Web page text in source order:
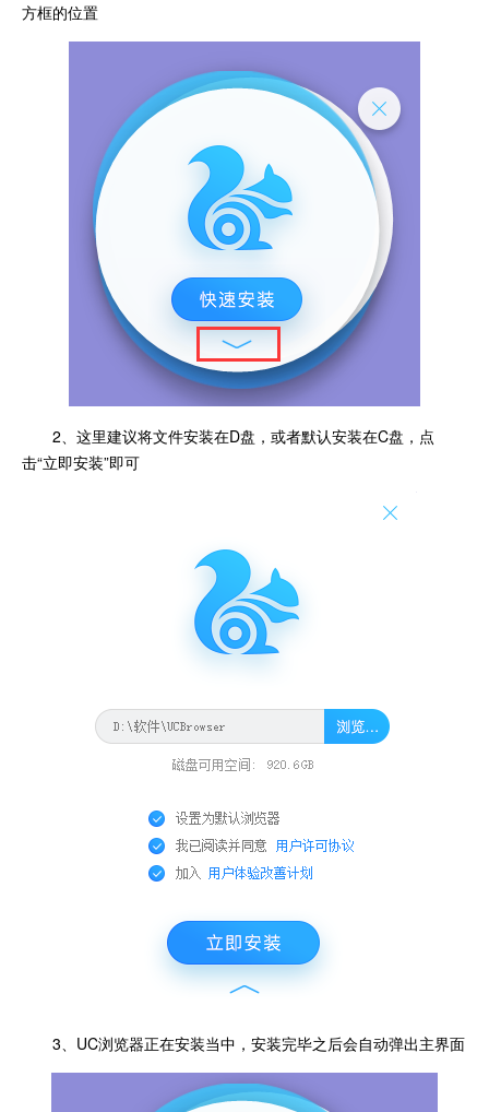
方框的位置
2、这里建议将文件安装在D盘，或者默认安装在C盘，点
击“立即安装”即可
3、UC浏览器正在安装当中，安装完毕之后会自动弹出主界面